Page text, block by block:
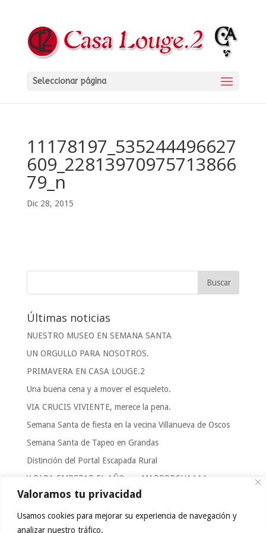
Valoramos tu privacidad
Usamos cookies para mejorar su experiencia de navegación y
analizar nuestro tráfico.
Seleccionar página
11178197_535244496627
609_22813970975713866
79_n
Dic 28, 2015
Últimas noticias
NUESTRO MUSEO EN SEMANA SANTA
UN ORGULLO PARA NOSOTROS.
PRIMAVERA EN CASA LOUGE.2
Una buena cena y a mover el esqueleto.
VIA CRUCIS VIVIENTE, merece la pena.
Semana Santa de fiesta en la vecina Villanueva de Oscos
Semana Santa de Tapeo en Grandas
Distinción del Portal Escapada Rural
Y PARA EMPEZAR EL AÑO……MARRRRCHAAAA
FOTOGRAFIAS DE CASA LOUGE.2 Y ALRREDEDORES.
Categorías